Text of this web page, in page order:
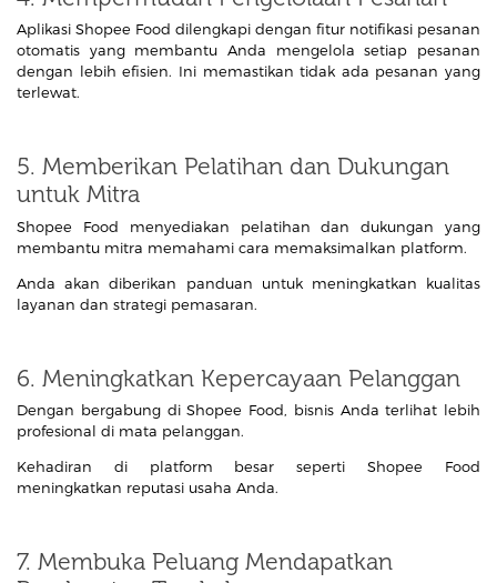
Aplikasi Shopee Food dilengkapi dengan fitur notifikasi pesanan
otomatis yang membantu Anda mengelola setiap pesanan
dengan lebih efisien. Ini memastikan tidak ada pesanan yang
terlewat.
5. Memberikan Pelatihan dan Dukungan
untuk Mitra
Shopee Food menyediakan pelatihan dan dukungan yang
membantu mitra memahami cara memaksimalkan platform.
Anda akan diberikan panduan untuk meningkatkan kualitas
layanan dan strategi pemasaran.
6. Meningkatkan Kepercayaan Pelanggan
Dengan bergabung di Shopee Food, bisnis Anda terlihat lebih
profesional di mata pelanggan.
Kehadiran di platform besar seperti Shopee Food
meningkatkan reputasi usaha Anda.
7. Membuka Peluang Mendapatkan